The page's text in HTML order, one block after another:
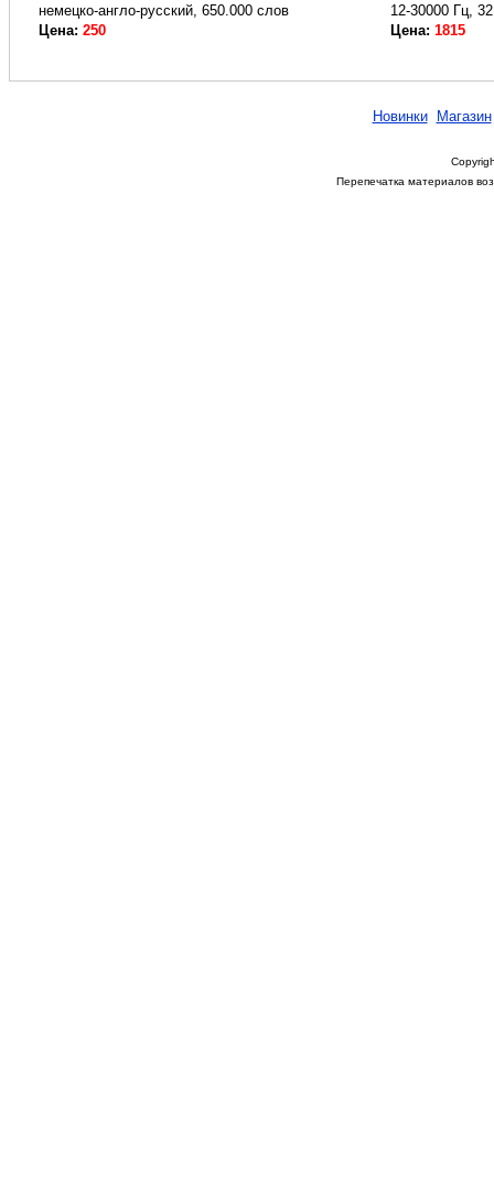
немецко-англо-русский, 650.000 слов
Цена: 250
12-30000 Гц,
Цена: 1815
Новинки Магазин
Перепечатка материалов